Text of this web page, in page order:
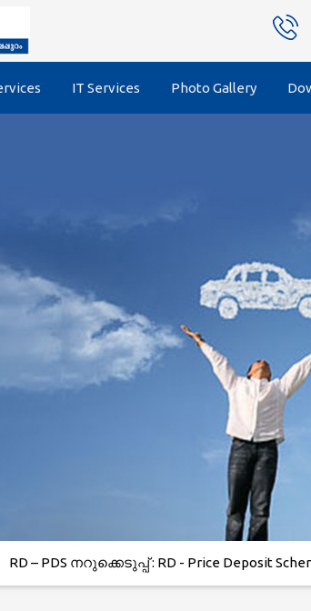
IT Services Photo Gallery
നറുക്കെടുപ്പ് : RD - Price Deposit